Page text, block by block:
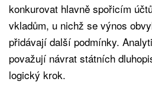
konkurovat hlavně spořicím
vkladům, u nichž se výnos
přidávají další podmínky.
považují návrat státních
logický krok.